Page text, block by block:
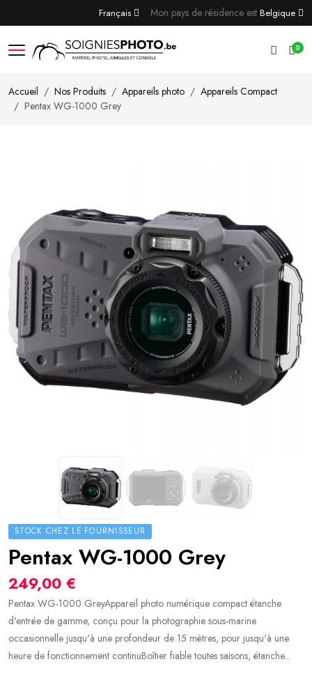
Mon pays de résidence est Belgique
Français
0
Accueil Nos Produits Appareils photo
Appareils Compact
Pentax WG-1000 Grey
STOCK CHEZ LE FOURNISSEUR
Pentax WG-1000 Grey
249,00 €
Pentax WG-1000 GreyAppareil photo numérique compact étanche
d'entrée de gamme, conçu pour la photographie sous-marine
occasionnelle jusqu'à une profondeur de 15 mètres, pour jusqu'à une
heure de fonctionnement continuBoîtier fiable toutes saisons, étanche...